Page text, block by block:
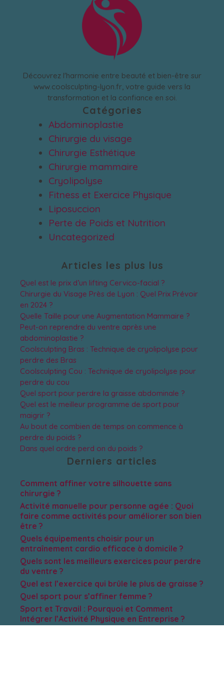
Découvrez l'harmonie entre beauté et bien-être sur
www.coolsculpting-lyon.fr, votre guide vers la
transformation et la confiance en soi.
Catégories
Abdominoplastie
Chirurgie du visage
Chirurgie Esthétique
Chirurgie mammaire
Cryolipolyse
Fitness et Exercice Physique
Liposuccion
Perte de Poids et Nutrition
Uncategorized
Articles les plus lus
Quel est le prix d’un lifting Cervico-facial ?
Chirurgie du Visage Près de Lyon : Quel Prix Prévoir
en 2024 ?
Quelle Taille pour une Augmentation Mammaire ?
Peut-on reprendre du ventre après une
abdominoplastie ?
Coolsculpting Bras : Technique de cryolipolyse pour
perdre des Bras
Coolsculpting Cou : Technique de cryolipolyse pour
perdre du cou
Quel sport pour perdre la graisse abdominale ?
Quel est le meilleur programme de sport pour
maigrir ?
Au bout de combien de temps on commence à
perdre du poids ?
Dans quel ordre perd on du poids ?
Derniers articles
Comment affiner votre silhouette sans
chirurgie ?
Activité manuelle pour personne agée : Quoi
faire comme activités pour améliorer son bien
être ?
Quels équipements choisir pour un
entraînement cardio efficace à domicile ?
Quels sont les meilleurs exercices pour perdre
du ventre ?
Quel est l’exercice qui brûle le plus de graisse ?
Quel sport pour s’affiner femme ?
Sport et Travail : Pourquoi et Comment
Intégrer l’Activité Physique en Entreprise ?